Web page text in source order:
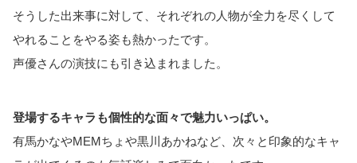
そうした出来事に対して、それぞれの人物が全力を尽くして
やれることをやる姿も熱かったです。
声優さんの演技にも引き込まれました。
登場するキャラも個性的な面々で魅力いっぱい。
有馬かなやMEMちょや黒川あかねなど、次々と印象的なキャ